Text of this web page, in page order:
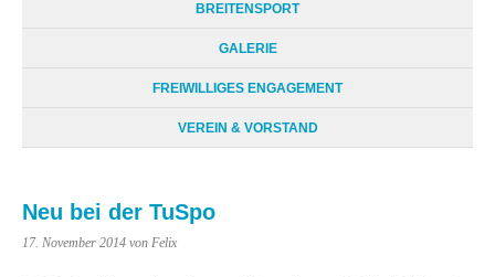
BREITENSPORT
GALERIE
FREIWILLIGES ENGAGEMENT
VEREIN & VORSTAND
Neu bei der TuSpo
17. November 2014 von Felix